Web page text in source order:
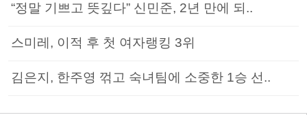
“정말 기쁘고 뜻깊다” 신민준, 2년 만에 되..
스미레, 이적 후 첫 여자랭킹 3위
김은지, 한주영 꺾고 숙녀팀에 소중한 1승 선..